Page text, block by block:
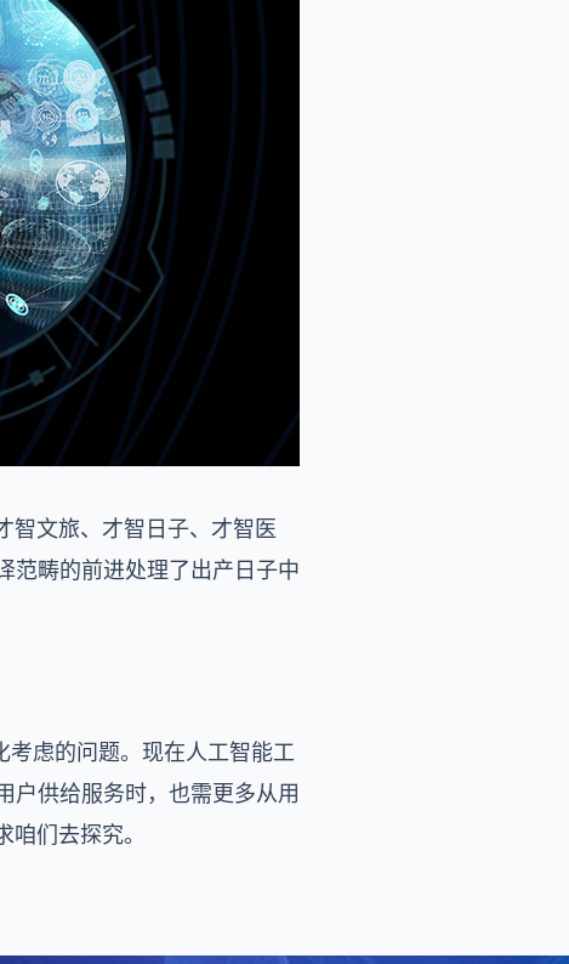
智文旅、才智日子、才智医
范畴的前进处理了出产日子中
考虑的问题。现在人工智能工
户供给服务时，也需更多从用
们去探究。